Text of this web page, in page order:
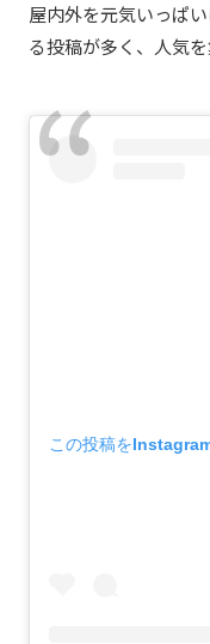
屋内外を元気いっぱ
る投稿が多く、人気を
この投稿を